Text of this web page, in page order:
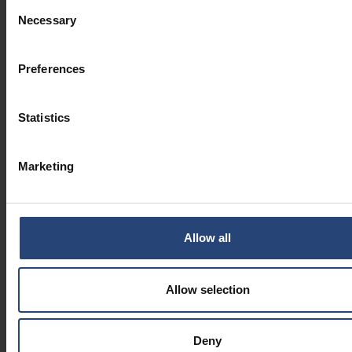
Selection
Necessary
Preferences
Statistics
Marketing
Allow all
Allow selection
Deny
뉴스 업데이트 구독
We provide you with the latest News and Insights, subscribe today!